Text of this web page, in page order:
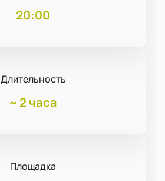
20:00
Длительность
~ 2 часа
Площадка